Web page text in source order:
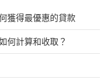
獲得最優惠的貸款
何計算和收取？